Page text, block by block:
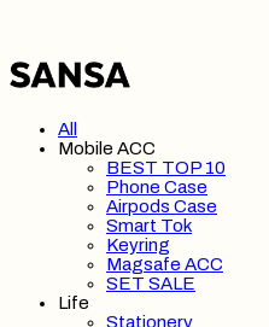
All
Mobile ACC
BEST TOP 10
Phone Case
Airpods Case
Smart Tok
Keyring
Magsafe ACC
SET SALE
Life
Stationery